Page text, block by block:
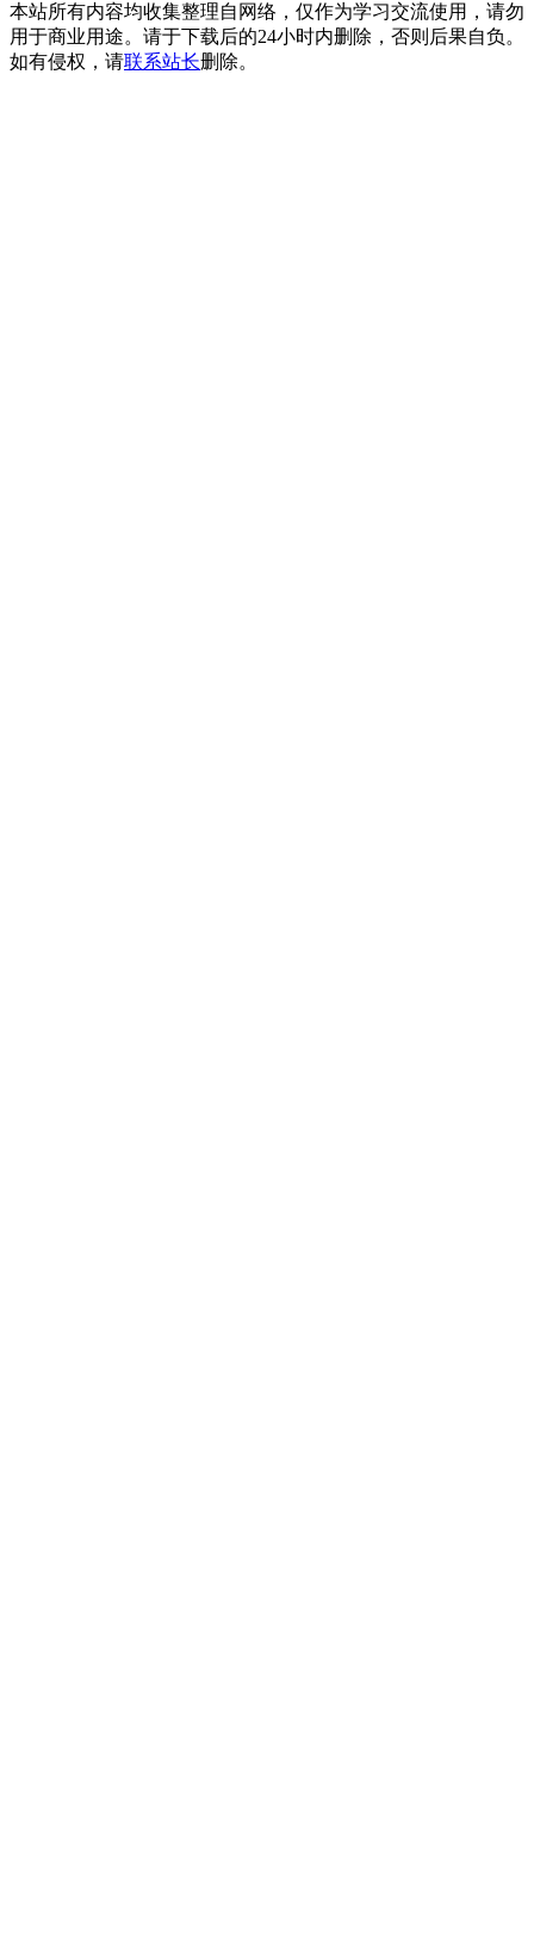
本站所有内容均收集整理自网络，仅作为学习交流使用，请勿
用于商业用途。请于下载后的24小时内删除，否则后果自负。
如有侵权，请联系站长删除。